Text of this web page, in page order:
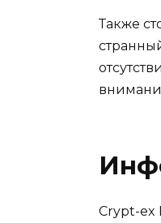
Также
Crypt-ex